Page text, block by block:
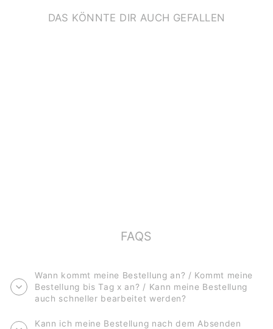
DAS KÖNNTE DIR AUCH GEFALLEN
FAQS
Wann kommt meine Bestellung an? / Kommt meine
Bestellung bis Tag x an? / Kann meine Bestellung
auch schneller bearbeitet werden?
Kann ich meine Bestellung nach dem Absenden